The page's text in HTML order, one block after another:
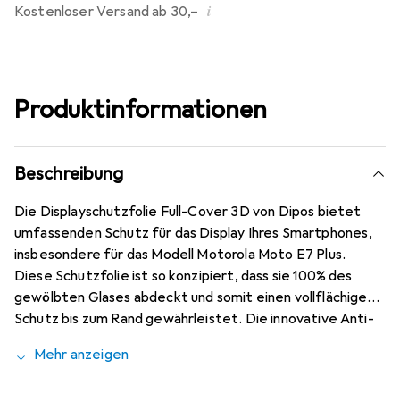
Kostenloser Versand ab 30,– i
Produktinformationen
Beschreibung
Die Displayschutzfolie Full-Cover 3D von Dipos bietet
umfassenden Schutz für das Display Ihres Smartphones,
insbesondere für das Modell Motorola Moto E7 Plus.
Diese Schutzfolie ist so konzipiert, dass sie 100% des
gewölbten Glases abdeckt und somit einen vollflächigen
Schutz bis zum Rand gewährleistet. Die innovative Anti-
Bruchs erheblich und sorgt dafür, dass Ihr Gerät auch bei
Mehr anzeigen